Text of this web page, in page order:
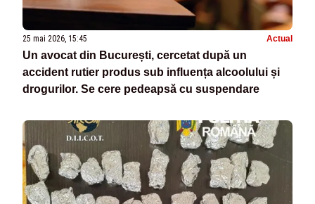
25 mai 2026, 15:45 Actual
Un avocat din București, cercetat după un
accident rutier produs sub influența alcoolului și
drogurilor. Se cere pedeapsă cu suspendare